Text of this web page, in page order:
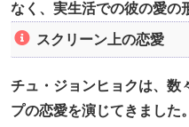
なく、実生活での彼の愛の
スクリーン上の恋愛
チュ・ジョンヒョクは、数
プの恋愛を演じてきました